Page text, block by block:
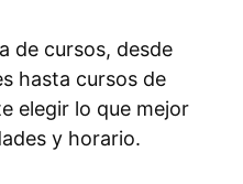
de cursos, desde
hasta cursos de
elegir lo que mejor
y horario.